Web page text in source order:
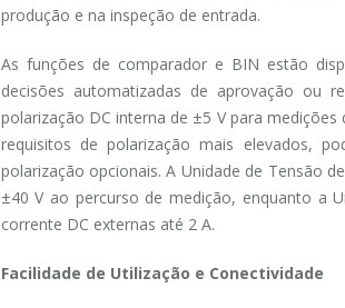
produção e na inspeção de entrada.
As funções de comparador e BIN estão
decisões automatizadas de aprovação ou
polarização DC interna de ±5 V para
requisitos de polarização mais elevados,
polarização opcionais. A Unidade de Tensão
±40 V ao percurso de medição, enquanto a
corrente DC externas até 2 A.
Facilidade de Utilização e Conectividade